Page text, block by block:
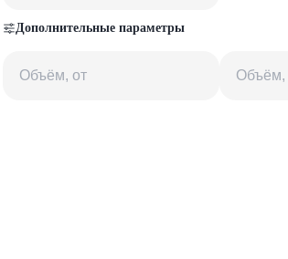
Дополнительные параметры